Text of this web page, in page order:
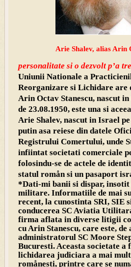
Arie Shalev, alias Arin
personalitate si o dezvolt p’a
Uniunii Nationale a
Reorganizare si Lichidare are
Arin Octav Stanescu, nascut
de 23.08.1950, este una si
Arie Shalev, nascut in Israel
putin asa reiese din datele
Registrului Comertului, unde
infiintat societati comerciale
folosindu-se de actele de
statul romån si un pasaport
*Dati-mi banii si dispar,
militare. Informatiile de mai
recent, la cunostinta SRI, SIE
conducerea SC Aviatia
firma aflata in diverse litigii
cu Arin Stanescu, care este, de
administratorul SC Moore
Bucuresti. Aceasta societate
lichidarea judiciara a mai
romånesti, printre care se